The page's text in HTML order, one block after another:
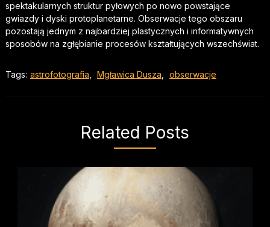
spektakularnych struktur pyłowych po nowo powstające
gwiazdy i dyski protoplanetarne. Obserwacje tego obszaru
pozostają jednym z najbardziej plastycznych i informatywnych
sposobów na zgłębianie procesów kształtujących wszechświat.
Tags: astrofotografia Mgławica Dusza obserwacje
Related Posts